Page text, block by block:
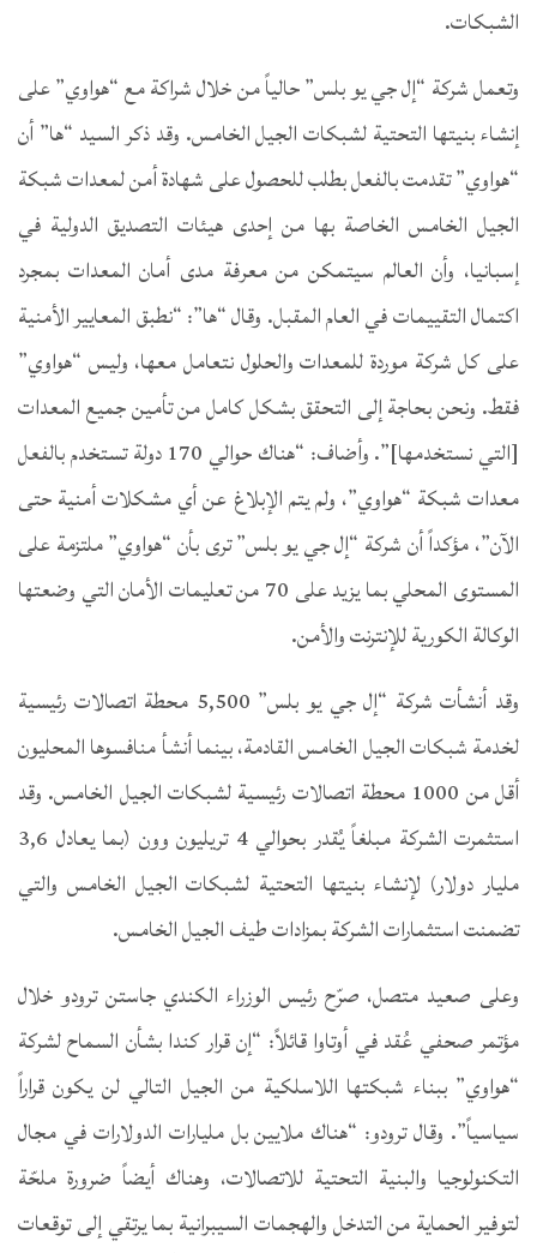
الشبكات.
وتعمل شركة “إل جي يو بلس” حالياً من خلال شراكة مع “هواوي” على
إنشاء بنيتها التحتية لشبكات الجيل الخامس. وقد ذكر السيد “ها” أن
“هواوي” تقدمت بالفعل بطلب للحصول على شهادة أمن لمعدات شبكة
الجيل الخامس الخاصة بها من إحدى هيئات التصديق الدولية في
إسبانيا، وأن العالم سيتمكن من معرفة مدى أمان المعدات بمجرد
اكتمال التقييمات في العام المقبل. وقال “ها”: “نطبق المعايير الأمنية
على كل شركة موردة للمعدات والحلول نتعامل معها، وليس “هواوي”
فقط. ونحن بحاجة إلى التحقق بشكل كامل من تأمين جميع المعدات
[التي نستخدمها]”. وأضاف: “هناك حوالي 170 دولة تستخدم بالفعل
معدات شبكة “هواوي”، ولم يتم الإبلاغ عن أي مشكلات أمنية حتى
الآن”، مؤكداً أن شركة “إل جي يو بلس” ترى بأن “هواوي” ملتزمة على
المستوى المحلي بما يزيد على 70 من تعليمات الأمان التي وضعتها
الوكالة الكورية للإنترنت والأمن.
وقد أنشأت شركة “إل جي يو بلس” 5,500 محطة اتصالات رئيسية
لخدمة شبكات الجيل الخامس القادمة، بينما أنشأ منافسوها المحليون
أقل من 1000 محطة اتصالات رئيسية لشبكات الجيل الخامس. وقد
استثمرت الشركة مبلغاً يُقدر بحوالي 4 تريليون وون (بما يعادل 3,6
مليار دولار) لإنشاء بنيتها التحتية لشبكات الجيل الخامس والتي
تضمنت استثمارات الشركة بمزادات طيف الجيل الخامس.
وعلى صعيد متصل، صرّح رئيس الوزراء الكندي جاستن ترودو خلال
مؤتمر صحفي عُقد في أوتاوا قائلاً: “إن قرار كندا بشأن السماح لشركة
“هواوي” ببناء شبكتها اللاسلكية من الجيل التالي لن يكون قراراً
سياسياً”. وقال ترودو: “هناك ملايين بل مليارات الدولارات في مجال
التكنولوجيا والبنية التحتية للاتصالات، وهناك أيضاً ضرورة ملحّة
لتوفير الحماية من التدخل والهجمات السيبرانية بما يرتقي إلى توقعات